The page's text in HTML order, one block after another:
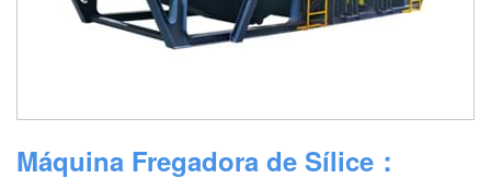
Máquina Fregadora de Sílice：